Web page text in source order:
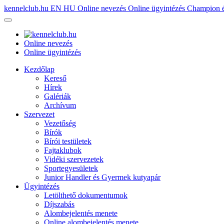
kennelclub.hu EN HU Online nevezés Online ügyintézés Champion
Online nevezés
Online ügyintézés
Kezdőlap
Kereső
Hírek
Galériák
Archívum
Szervezet
Vezetőség
Bírók
Bírói testületek
Fajtaklubok
Vidéki szervezetek
Sportegyesületek
Junior Handler és Gyermek kutyapár
Ügyintézés
Letölthető dokumentumok
Díjszabás
Alombejelentés menete
Online alombejelentés menete